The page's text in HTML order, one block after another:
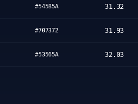
#54585A 31.32
#707372 31.93
#53565A 32.03